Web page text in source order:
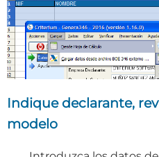
Indique declarante,
modelo